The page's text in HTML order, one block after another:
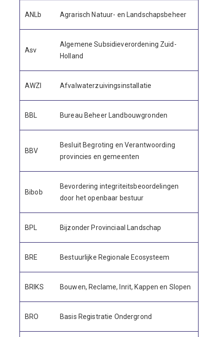
ANLb Agrarisch Natuur- en Landschapsbeheer
Asv
Algemene Subsidieverordening Zuid-
Holland
AWZI Afvalwaterzuivingsinstallatie
BBL Bureau Beheer Landbouwgronden
BBV
Besluit Begroting en Verantwoording
provincies en gemeenten
Bibob
Bevordering integriteitsbeoordelingen
door het openbaar bestuur
BPL Bijzonder Provinciaal Landschap
BRE Bestuurlijke Regionale Ecosysteem
BRIKS Bouwen, Reclame, Inrit, Kappen en Slopen
BRO Basis Registratie Ondergrond